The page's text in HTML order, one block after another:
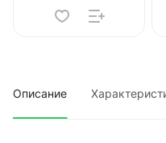
Описание